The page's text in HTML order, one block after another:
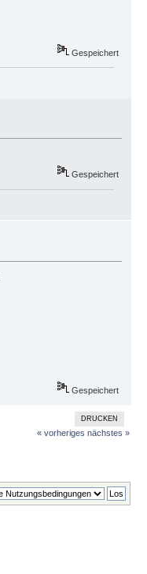
Gespeichert
Gespeichert
Gespeichert
DRUCKEN
« vorheriges nächstes »